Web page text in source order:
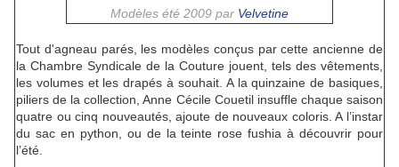
Modèles été 2009 par Velvetine
Tout d'agneau parés, les modèles conçus par cette ancienne de
la Chambre Syndicale de la Couture jouent, tels des vêtements,
les volumes et les drapés à souhait. A la quinzaine de basiques,
piliers de la collection, Anne Cécile Couetil insuffle chaque saison
quatre ou cinq nouveautés, ajoute de nouveaux coloris. A l’instar
du sac en python, ou de la teinte rose fushia à découvrir pour
l’été.